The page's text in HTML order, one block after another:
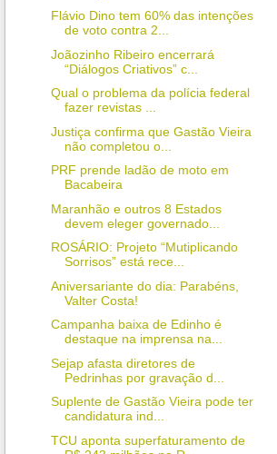
Flávio Dino tem 60% das intenções
de voto contra 2...
Joãozinho Ribeiro encerrará
“Diálogos Criativos” c...
Qual o problema da polícia federal
fazer revistas ...
Justiça confirma que Gastão Vieira
não completou o...
PRF prende ladão de moto em
Bacabeira
Maranhão e outros 8 Estados
devem eleger governado...
ROSÁRIO: Projeto “Mutiplicando
Sorrisos” está rece...
Aniversariante do dia: Parabéns,
Valter Costa!
Campanha baixa de Edinho é
destaque na imprensa na...
Sejap afasta diretores de
Pedrinhas por gravação d...
Suplente de Gastão Vieira pode ter
candidatura ind...
TCU aponta superfaturamento de